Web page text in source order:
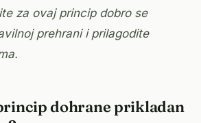
za ovaj princip dobro se
prehrani i prilagodite
dohrane prikladan